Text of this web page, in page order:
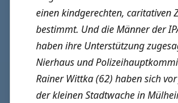
einen kindgerechten, caritativen
bestimmt. Und die Männer der
haben ihre Unterstützung
Nierhaus und
Rainer Wittka (62) haben sich
der kleinen Stadtwache in